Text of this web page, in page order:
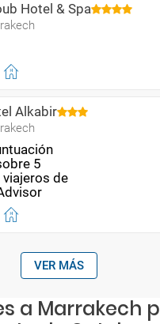
Hotel & Spa
Alkabir
VER MÁS
a Marrakech